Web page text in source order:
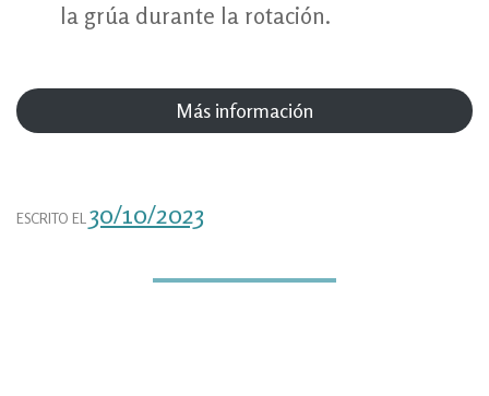
la grúa durante la rotación.
Más información
ESCRITO EL 30/10/2023